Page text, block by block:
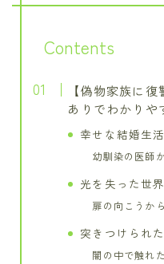
Contents
【偽物家族に
ありでわかりや
幸せな結婚生
幼馴染の医師
光を失った世
扉の向こうか
突きつけられ
闇の中で触れ